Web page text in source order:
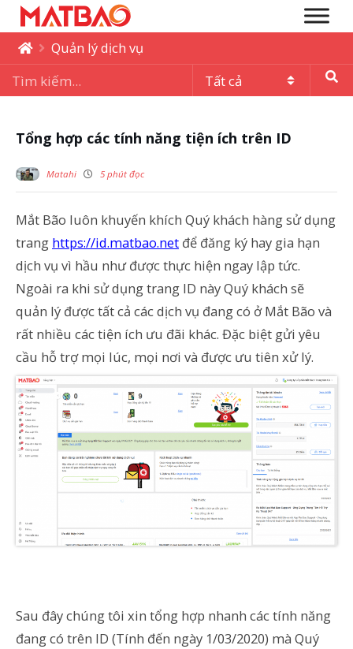
Quản lý dịch vụ
Tổng hợp các tính năng tiện ích trên ID
Matahi 5 phút đọc
Mắt Bão luôn khuyến khích Quý khách hàng sử dụng
trang https://id.matbao.net để đăng ký hay gia hạn
dịch vụ vì hầu như được thực hiện ngay lập tức.
Ngoài ra khi sử dụng trang ID này Quý khách sẽ
quản lý được tất cả các dịch vụ đang có ở Mắt Bão và
rất nhiều các tiện ích ưu đãi khác. Đặc biệt gửi yêu
cầu hỗ trợ mọi lúc, mọi nơi và được ưu tiên xử lý.
Sau đây chúng tôi xin tổng hợp nhanh các tính năng
đang có trên ID (Tính đến ngày 1/03/2020) mà Quý